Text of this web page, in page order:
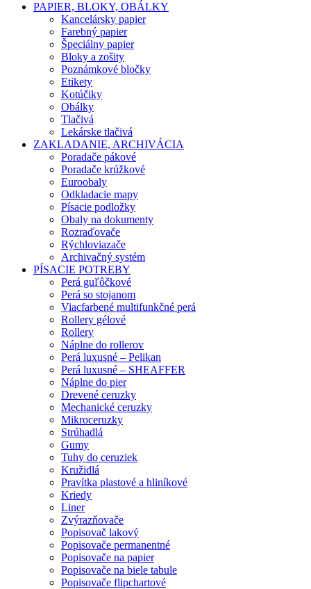
PAPIER, BLOKY, OBÁLKY
Kancelársky papier
Farebný papier
Špeciálny papier
Bloky a zošity
Poznámkové bločky
Etikety
Kotúčiky
Obálky
Tlačivá
Lekárske tlačivá
ZAKLADANIE, ARCHIVÁCIA
Poradače pákové
Poradače krúžkové
Euroobaly
Odkladacie mapy
Písacie podložky
Obaly na dokumenty
Rozraďovače
Rýchloviazače
Archivačný systém
PÍSACIE POTREBY
Perá guľôčkové
Perá so stojanom
Viacfarbené multifunkčné perá
Rollery gélové
Rollery
Náplne do rollerov
Perá luxusné – Pelikan
Perá luxusné – SHEAFFER
Náplne do pier
Drevené ceruzky
Mechanické ceruzky
Mikroceruzky
Strúhadlá
Gumy
Tuhy do ceruziek
Kružidlá
Pravítka plastové a hliníkové
Kriedy
Liner
Zvýrazňovače
Popisovač lakový
Popisovače permanentné
Popisovače na papier
Popisovače na biele tabule
Popisovače flipchartové